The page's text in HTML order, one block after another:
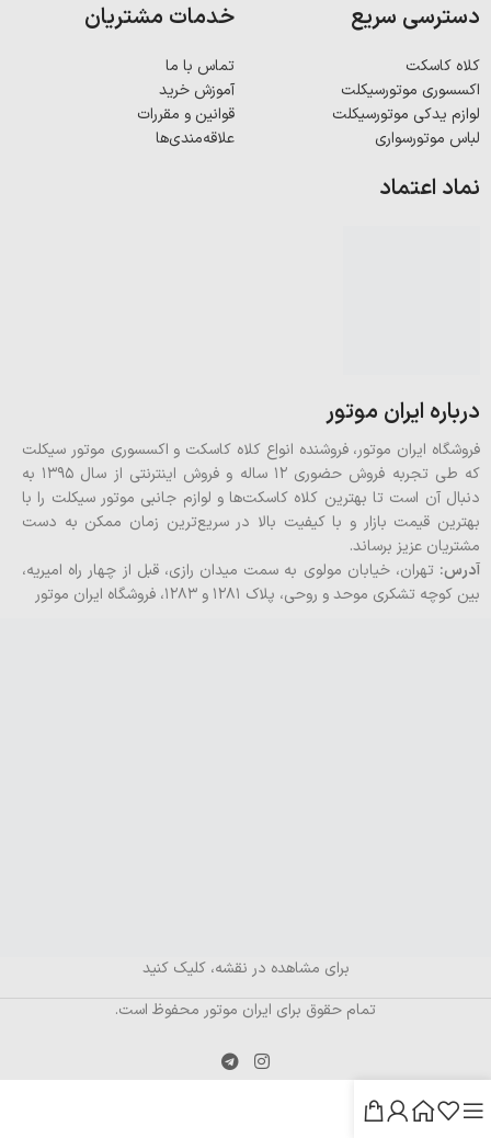
دسترسی سریع
کلاه کاسکت
اکسسوری موتورسیکلت
لوازم یدکی موتورسیکلت
لباس موتورسواری
خدمات مشتریان
تماس با ما
آموزش خرید
قوانین و مقررات
علاقه‌مندی‌ها
نماد اعتماد
درباره ایران موتور
فروشگاه ایران موتور، فروشنده انواع کلاه کاسکت و اکسسوری موتور سیکلت
که طی تجربه فروش حضوری 12 ساله و فروش اینترنتی از سال 1395 به
دنبال آن است تا بهترین کلاه کاسکت‌ها و لوازم جانبی موتور سیکلت را با
بهترین قیمت بازار و با کیفیت بالا در سریع‌ترین زمان ممکن به دست
مشتریان عزیز برساند.
آدرس: تهران، خیابان مولوی به سمت میدان رازی، قبل از چهار راه امیریه،
بین کوچه تشکری موحد و روحی، پلاک ۱۲۸۱ و ۱۲۸۳، فروشگاه ایران موتور
برای مشاهده در نقشه، کلیک کنید
تمام حقوق برای ایران موتور محفوظ است.